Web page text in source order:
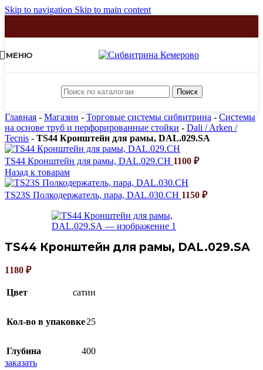
Skip to navigation Skip to main content
МЕНЮ
Поиск
Главная - Магазин - Торговые системы сибвитрина - Системы
на основе труб и перфорированные стойки - Dali / Arken /
Tecnis - TS44 Кронштейн для рамы, DAL.029.SA
TS44 Кронштейн для рамы, DAL.029.CH 1100 ₽
Назад к товарам
TS23S Полкодержатель, пара, DAL.030.CH 1150 ₽
TS44 Кронштейн для рамы, DAL.029.SA
1180 ₽
Цвет сатин
Кол-во в упаковке25
Глубина
400
заказать